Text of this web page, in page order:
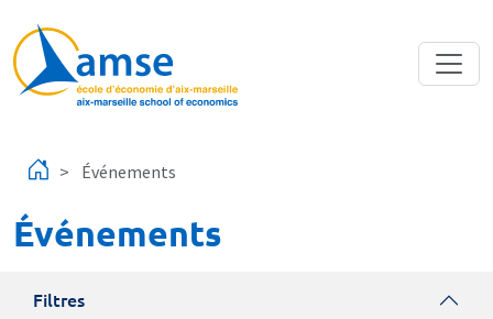
Événements
Événements
Filtres